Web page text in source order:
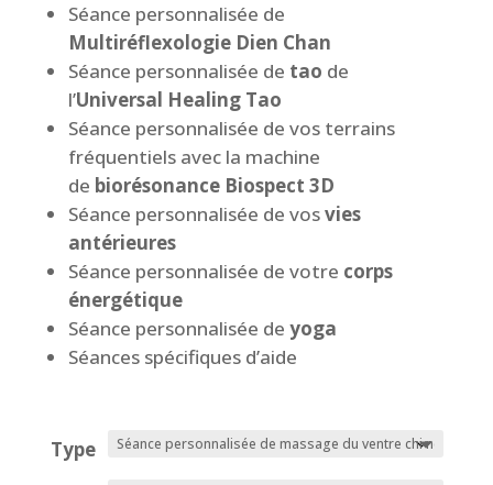
Séance personnalisée de
Multiréflexologie Dien Chan
Séance personnalisée de tao de
l’Universal Healing Tao
Séance personnalisée de vos terrains
fréquentiels avec la machine
de biorésonance Biospect 3D
Séance personnalisée de vosvies
antérieures
Séance personnalisée de votre corps
énergétique
Séance personnalisée de yoga
Séances spécifiques d’aide
Type